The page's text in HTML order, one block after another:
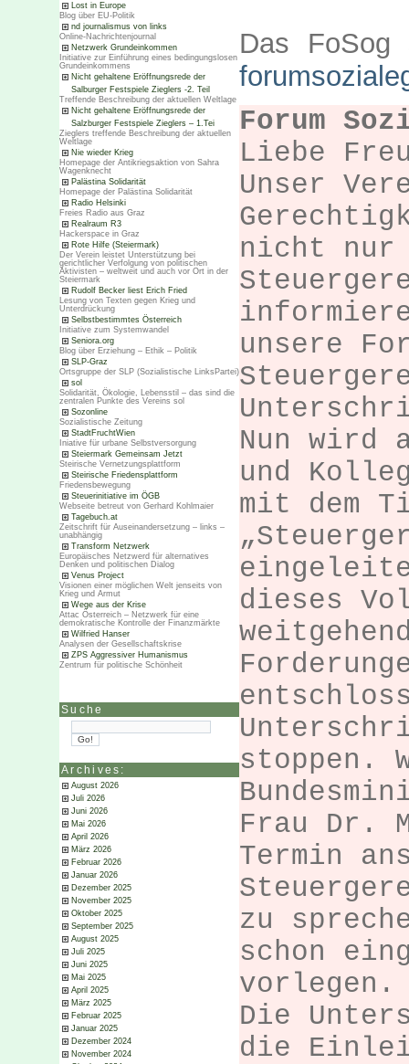
Lost in Europe
Blog über EU-Politik
nd journalismus von links
Online-Nachrichtenjournal
Netzwerk Grundeinkommen
Initiative zur Einführung eines bedingungslosen
Grundeinkommens
Nicht gehaltene Eröffnungsrede der
Salburger Festspiele Zieglers -2. Teil
Treffende Beschreibung der aktuellen Weltlage
Nicht gehaltene Eröffnungsrede der
Salzburger Festspiele Zieglers – 1.Tei
Zieglers treffende Beschreibung der aktuellen
Weltlage
Nie wieder Krieg
Homepage der Antikriegsaktion von Sahra
Wagenknecht
Palästina Solidarität
Homepage der Palästina Solidarität
Radio Helsinki
Freies Radio aus Graz
Realraum R3
Hackerspace in Graz
Rote Hilfe (Steiermark)
Der Verein leistet Unterstützung bei
gerichtlicher Verfolgung von politischen
Aktivisten – weltweit und auch vor Ort in der
Steiermark
Rudolf Becker liest Erich Fried
Lesung von Texten gegen Krieg und
Unterdrückung
Selbstbestimmtes Österreich
Initiative zum Systemwandel
Seniora.org
Blog über Erziehung – Ethik – Politik
SLP-Graz
Ortsgruppe der SLP (Sozialistische LinksPartei)
sol
Solidarität, Ökologie, Lebensstil – das sind die
zentralen Punkte des Vereins sol
Sozonline
Sozialistische Zeitung
StadtFruchtWien
Iniative für urbane Selbstversorgung
Steiermark Gemeinsam Jetzt
Steirische Vernetzungsplattform
Steirische Friedensplattform
Friedensbewegung
Steuerinitiative im ÖGB
Webseite betreut von Gerhard Kohlmaier
Tagebuch.at
Zeitschrift für Auseinandersetzung – links –
unabhängig
Transform Netzwerk
Europäisches Netzwerd für alternatives
Denken und politischen Dialog
Venus Project
Visionen einer möglichen Welt jenseits von
Krieg und Armut
Wege aus der Krise
Attac Österreich – Netzwerk für eine
demokratische Kontrolle der Finanzmärkte
Wilfried Hanser
Analysen der Gesellschaftskrise
ZPS Aggressiver Humanismus
Zentrum für politische Schönheit
Suche
Archives:
August 2026
Juli 2026
Juni 2026
Mai 2026
April 2026
März 2026
Februar 2026
Januar 2026
Dezember 2025
November 2025
Oktober 2025
September 2025
August 2025
Juli 2025
Juni 2025
Mai 2025
April 2025
März 2025
Februar 2025
Januar 2025
Dezember 2024
November 2024
Das FoSog
Forum
Liebe
Unser
nicht nur
unsere
Nun wird
und
mit dem
dieses
stoppen.
Frau Dr.
Termin
zu
schon
vorlegen.
Die
die